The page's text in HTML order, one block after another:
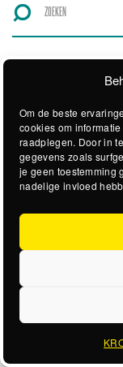
Om de beste
cookies om
raadplegen. Door in
gegevens zoals
je geen toestemming
nadelige invloed